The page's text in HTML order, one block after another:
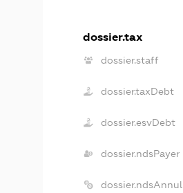
dossier.tax
dossier.staff
dossier.taxDebt
dossier.esvDebt
dossier.ndsPayer
dossier.ndsAnnul